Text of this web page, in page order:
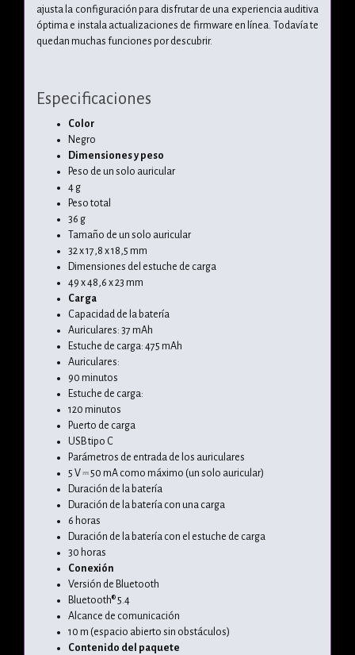
ajusta la configuración para disfrutar de una experiencia auditiva
óptima e instala actualizaciones de firmware en línea. Todavía te
quedan muchas funciones por descubrir.
Especificaciones
Color
Negro
Dimensiones y peso
Peso de un solo auricular
4 g
Peso total
36 g
Tamaño de un solo auricular
32 x 17,8 x 18,5 mm
Dimensiones del estuche de carga
49 x 48,6 x 23 mm
Carga
Capacidad de la batería
Auriculares: 37 mAh
Estuche de carga: 475 mAh
Auriculares:
90 minutos
Estuche de carga:
120 minutos
Puerto de carga
USB tipo C
Parámetros de entrada de los auriculares
5 V ⎓ 50 mA como máximo (un solo auricular)
Duración de la batería
Duración de la batería con una carga
6 horas
Duración de la batería con el estuche de carga
30 horas
Conexión
Versión de Bluetooth
Bluetooth® 5.4
Alcance de comunicación
10 m (espacio abierto sin obstáculos)
Contenido del paquete